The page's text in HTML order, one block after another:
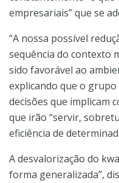
empresariais” que se
“A nossa possível
sequência do contexto
sido favorável ao
explicando que o
decisões que implicam
que irão “servir,
eficiência de
A desvalorização do
forma generalizada”,